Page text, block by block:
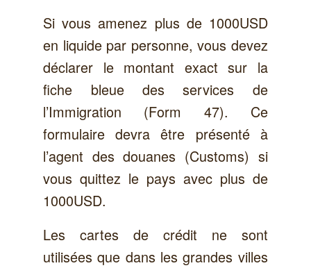
Si vous amenez plus de 1000USD
en liquide par personne, vous devez
déclarer le montant exact sur la
fiche bleue des services de
l’Immigration (Form 47). Ce
formulaire devra être présenté à
l’agent des douanes (Customs) si
vous quittez le pays avec plus de
1000USD.
Les cartes de crédit ne sont
utilisées que dans les grandes villes